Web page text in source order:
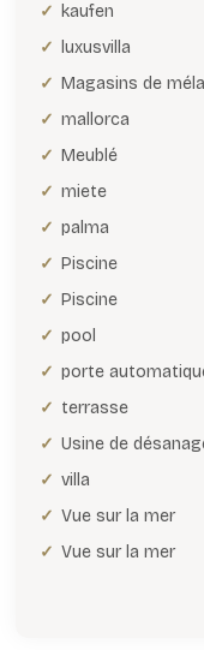
kaufen
luxusvilla
Magasins de
mallorca
Meublé
miete
palma
Piscine
Piscine
pool
porte
terrasse
Usine de
villa
Vue sur la mer
Vue sur la mer